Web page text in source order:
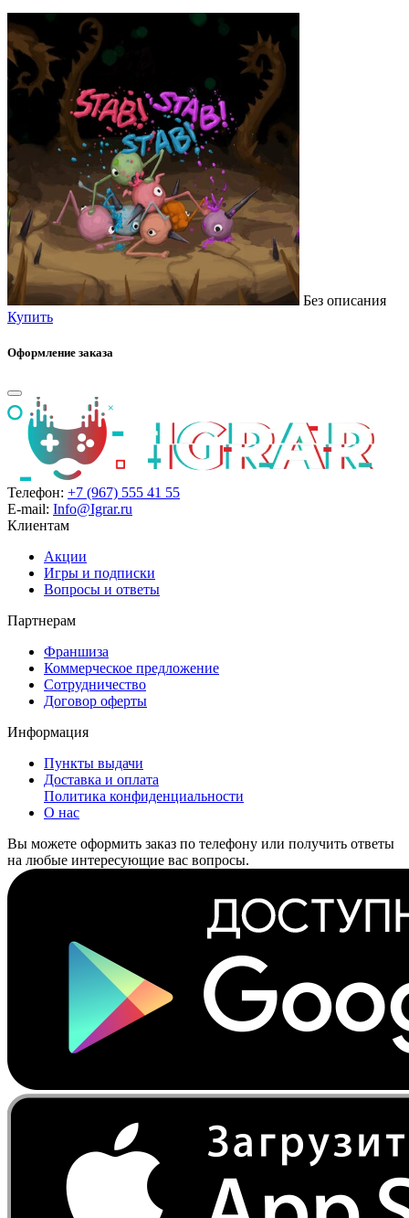
Без описания
Купить
Оформление заказа
Телефон: +7 (967) 555 41 55
E-mail: Info@Igrar.ru
Клиентам
Акции
Игры и подписки
Вопросы и ответы
Партнерам
Франшиза
Коммерческое предложение
Сотрудничество
Договор оферты
Информация
Пункты выдачи
Доставка и оплата
Политика конфиденциальности
О нас
Вы можете оформить заказ по телефону или получить ответы
на любые интересующие вас вопросы.